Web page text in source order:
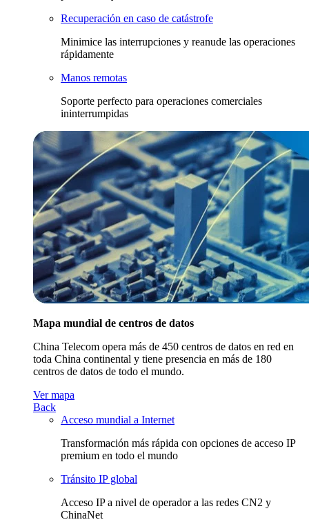
Recuperación en caso de catástrofe
Minimice las interrupciones y reanude las operaciones
rápidamente
Manos remotas
Soporte perfecto para operaciones comerciales
ininterrumpidas
Mapa mundial de centros de datos
China Telecom opera más de 450 centros de datos en red en
toda China continental y tiene presencia en más de 180
centros de datos de todo el mundo.
Ver mapa
Back
Acceso mundial a Internet
Transformación más rápida con opciones de acceso IP
premium en todo el mundo
Tránsito IP global
Acceso IP a nivel de operador a las redes CN2 y
ChinaNet